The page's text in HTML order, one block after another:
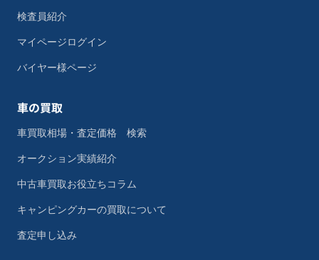
検査員紹介
マイページログイン
バイヤー様ページ
車の買取
車買取相場・査定価格 検索
オークション実績紹介
中古車買取お役立ちコラム
キャンピングカーの買取について
査定申し込み